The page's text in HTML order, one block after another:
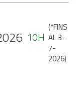
10H
(*FINS
AL 3-
7-
2026)